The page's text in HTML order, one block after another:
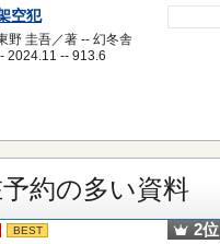
空犯
野 圭吾／著 -- 幻冬舎
2024.11 -- 913.6
約の多い資料
BEST 2位